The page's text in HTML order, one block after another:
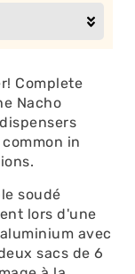
Complete
Nacho
in
soudé
lors d'une
avec
sacs de 6